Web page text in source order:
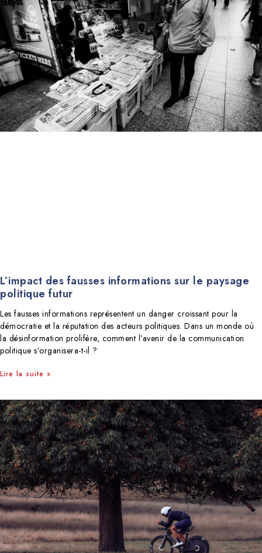
L’impact des fausses informations sur le paysage
politique futur
Les fausses informations représentent un danger croissant pour la
démocratie et la réputation des acteurs politiques. Dans un monde où
la désinformation prolifère, comment l’avenir de la communication
politique s’organisera-t-il ?
Lire la suite »